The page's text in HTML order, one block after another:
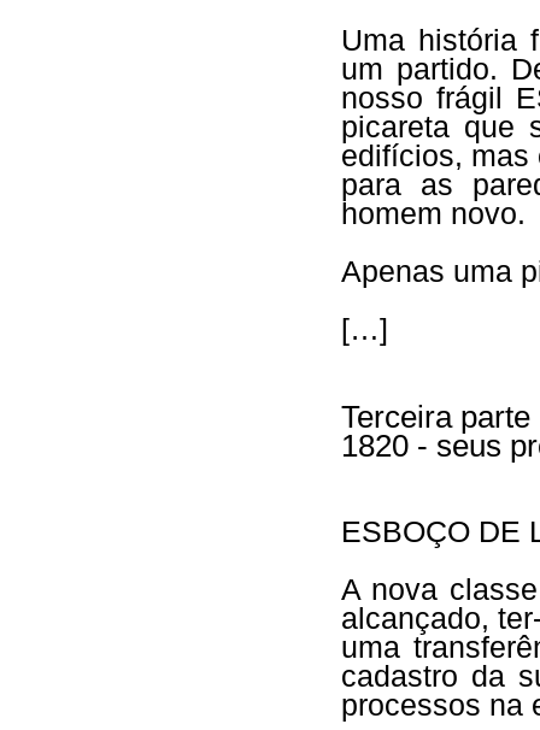
Uma história
um partido.
nosso frágil
picareta que
edifícios, mas
para as
homem novo.
Apenas uma
[…]
Terceira parte
1820 - seus
ESBOÇO DE
A nova
alcançado,
uma
cadastro da
processos na